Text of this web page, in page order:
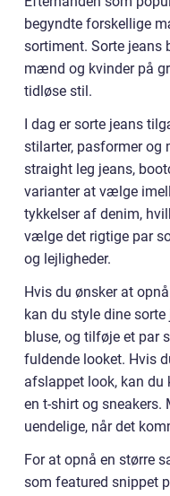
begyndte forskellige
sortiment. Sorte jeans
mænd og kvinder på
tidløse stil.
I dag er sorte jeans
stilarter, pasformer og
straight leg jeans,
varianter at vælge
tykkelser af denim,
vælge det rigtige par
og lejligheder.
Hvis du ønsker at
kan du style dine
bluse, og tilføje et par
fuldende looket. Hvis
afslappet look, kan du
en t-shirt og
uendelige, når det
For at opnå en større
som featured snippet